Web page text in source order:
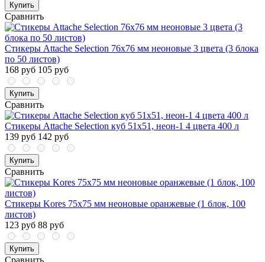
Купить
Сравнить
Стикеры Attache Selection 76x76 мм неоновые 3 цвета (3 блока
по 50 листов)
168 руб 105 руб
Купить
Сравнить
Стикеры Attache Selection куб 51х51, неон-1 4 цвета 400 л
139 руб 142 руб
Купить
Сравнить
Стикеры Kores 75x75 мм неоновые оранжевые (1 блок, 100
листов)
123 руб 88 руб
Купить
Сравнить